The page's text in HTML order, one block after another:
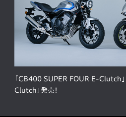
「CB400 SUPER FOUR E-Clutch
Clutch」発売！